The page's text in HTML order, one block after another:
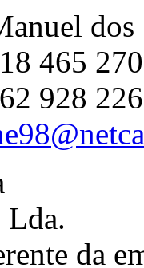
465 270
928 226
Lda.
da